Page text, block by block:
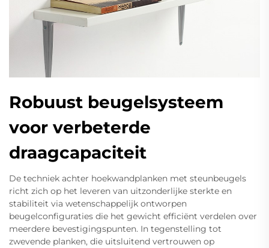
Robuust beugelsysteem
voor verbeterde
draagcapaciteit
De techniek achter hoekwandplanken met steunbeugels
richt zich op het leveren van uitzonderlijke sterkte en
stabiliteit via wetenschappelijk ontworpen
beugelconfiguraties die het gewicht efficiënt verdelen over
meerdere bevestigingspunten. In tegenstelling tot
zwevende planken, die uitsluitend vertrouwen op